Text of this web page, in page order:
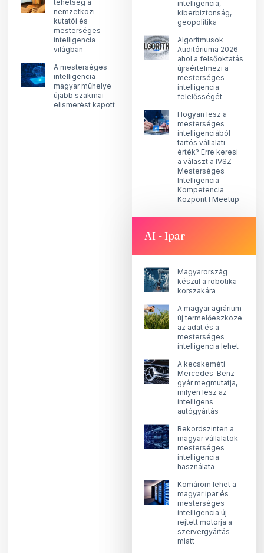
tehetség a
nemzetközi
kutatói és
mesterséges
intelligencia
világban
A mesterséges
intelligencia
magyar műhelye
újabb szakmai
elismerést kapott
intelligencia,
kiberbiztonság,
geopolitika
Algoritmusok
Auditóriuma 2026 –
ahol a felsőoktatás
újraértelmezi a
mesterséges
intelligencia
felelősségét
Hogyan lesz a
mesterséges
intelligenciából
tartós vállalati
érték? Erre keresi
a választ a IVSZ
Mesterséges
Intelligencia
Kompetencia
Központ I Meetup
AI - Ipar
Magyarország
készül a robotika
korszakára
A magyar agrárium
új termelőeszköze
az adat és a
mesterséges
intelligencia lehet
A kecskeméti
Mercedes-Benz
gyár megmutatja,
milyen lesz az
intelligens
autógyártás
Rekordszinten a
magyar vállalatok
mesterséges
intelligencia
használata
Komárom lehet a
magyar ipar és
mesterséges
intelligencia új
rejtett motorja a
szervergyártás
miatt